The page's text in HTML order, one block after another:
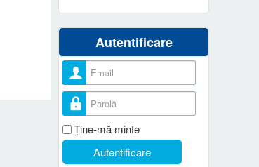
Autentificare
Nume utilizator
Parolă
Ţine-mă minte
Autentificare